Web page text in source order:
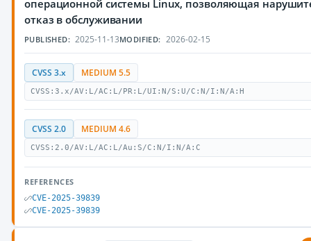
операционной системы Linux, позволяющая
отказ в обслуживании
PUBLISHED: 2025-11-13MODIFIED: 2026-02-15
CVSS 3.x MEDIUM 5.5
CVSS:3.x/AV:L/AC:L/PR:L/UI:N/S:U/C:N/I:N/A:H
CVSS 2.0 MEDIUM 4.6
CVSS:2.0/AV:L/AC:L/Au:S/C:N/I:N/A:C
REFERENCES
CVE-2025-39839
CVE-2025-39839